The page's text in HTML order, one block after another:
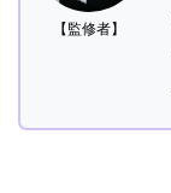
【監修者】